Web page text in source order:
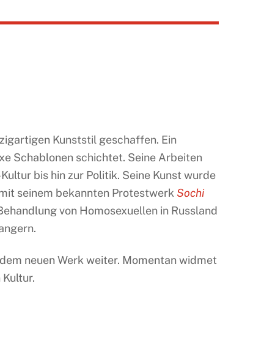
Kunststil geschaffen. Ein
Schablonen schichtet. Seine Arbeiten
bis hin zur Politik. Seine Kunst wurde
seinem bekannten Protestwerk Sochi
von Homosexuellen in Russland
neuen Werk weiter. Momentan widmet